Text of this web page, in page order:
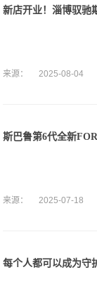
新店开业！淄博驭驰
来源： 2025-08-04
斯巴鲁第6代全新
来源： 2025-07-18
每个人都可以成为守